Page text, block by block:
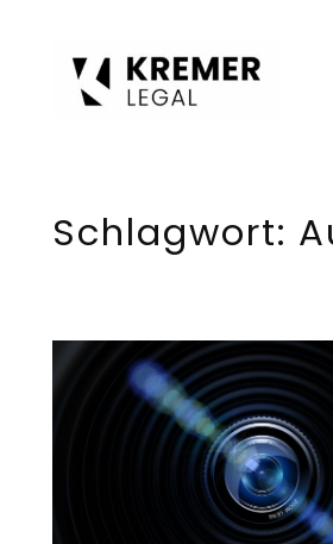
Schlagwort: